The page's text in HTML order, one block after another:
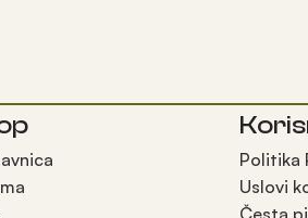
Politika
Uslovi
Česta